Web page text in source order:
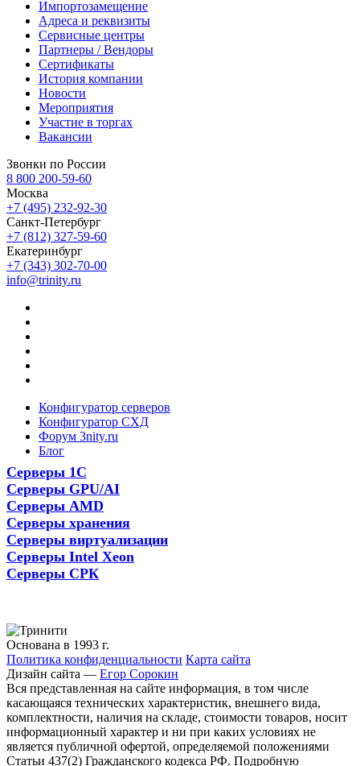
Импортозамещение
Адреса и реквизиты
Сервисные центры
Партнеры / Вендоры
Сертификаты
История компании
Новости
Мероприятия
Участие в торгах
Вакансии
Звонки по России
8 800 200-59-60
Москва
+7 (495) 232-92-30
Санкт-Петербург
+7 (812) 327-59-60
Екатеринбург
+7 (343) 302-70-00
info@trinity.ru
Конфигуратор серверов
Конфигуратор СХД
Форум 3nity.ru
Блог
Серверы 1С
Серверы GPU/AI
Серверы AMD
Серверы хранения
Серверы виртуализации
Серверы Intel Xeon
Серверы СРК
Основана в 1993 г.
Политика конфиденциальности Карта сайта
Дизайн сайта — Егор Сорокин
Вся представленная на сайте информация, в том числе
касающаяся технических характеристик, внешнего вида,
комплектности, наличия на складе, стоимости товаров, носит
информационный характер и ни при каких условиях не
является публичной офертой, определяемой положениями
Статьи 437(2) Гражданского кодекса РФ. Подробную